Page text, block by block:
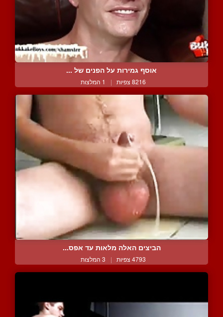
אוסף גמירות על הפנים של ...
8216 צפיות | 1 המלצות
הביצים האלה מלאות עד אפס...
4793 צפיות | 3 המלצות